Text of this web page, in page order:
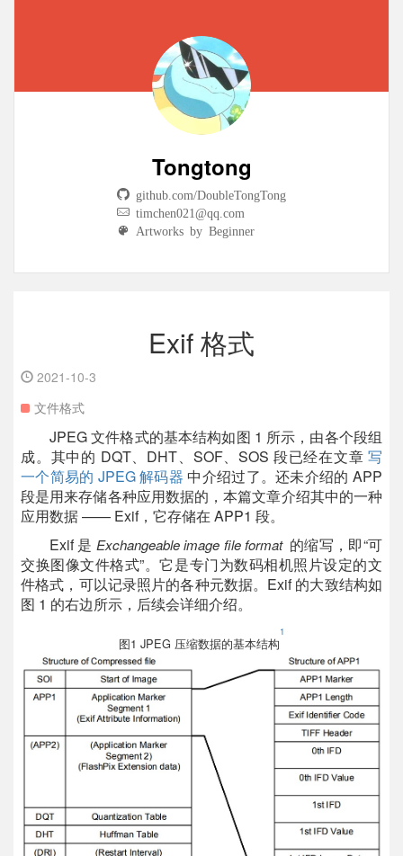
Tongtong
github.com/DoubleTongTong
timchen021@qq.com
Artworks by Beginner
Exif 格式
2021-10-3
文件格式
JPEG 文件格式的基本结构如图 1 所示，由各个段组
成。其中的 DQT、DHT、SOF、SOS 段已经在文章 写
一个简易的 JPEG 解码器 中介绍过了。还未介绍的 APP
段是用来存储各种应用数据的，本篇文章介绍其中的一种
应用数据 —— Exif，它存储在 APP1 段。
Exif 是 Exchangeable image file format 的缩写，即“可
交换图像文件格式”。它是专门为数码相机照片设定的文
件格式，可以记录照片的各种元数据。Exif 的大致结构如
图 1 的右边所示，后续会详细介绍。
图1 JPEG 压缩数据的基本结构
1